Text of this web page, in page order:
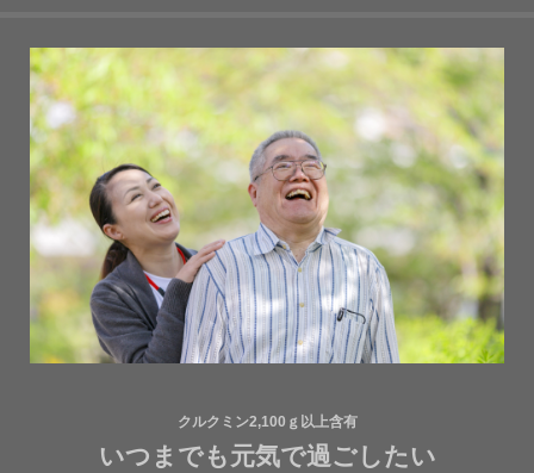
クルクミン2,100ｇ以上含有
いつまでも元気で過ごしたい